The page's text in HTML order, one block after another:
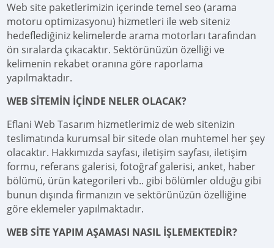
Web site paketlerimizin içerinde temel seo (arama
motoru optimizasyonu) hizmetleri ile web siteniz
hedeflediğiniz kelimelerde arama motorları tarafından
ön sıralarda çıkacaktır. Sektörünüzün özelliği ve
kelimenin rekabet oranına göre raporlama
yapılmaktadır.
WEB SİTEMİN İÇİNDE NELER OLACAK?
Eflani Web Tasarım hizmetlerimiz de web sitenizin
teslimatında kurumsal bir sitede olan muhtemel her şey
olacaktır. Hakkımızda sayfası, iletişim sayfası, iletişim
formu, referans galerisi, fotoğraf galerisi, anket, haber
bölümü, ürün kategorileri vb.. gibi bölümler olduğu gibi
bunun dışında firmanızın ve sektörünüzün özelliğine
göre eklemeler yapılmaktadır.
WEB SİTE YAPIM AŞAMASI NASIL İŞLEMEKTEDİR?